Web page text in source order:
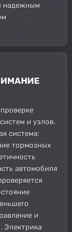
надежным
и узлов.
система:
тормозных
автомобиля
и
Электрика